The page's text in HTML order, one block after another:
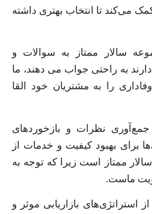
می‌کند تا انتخاب بهتری داشته
سالار ممتاز به سوالات و
به راحتی جواب می دهند، ما
را به مشتریان خود القا
جمع‌آوری نظرات و بازخوردهای
برای بهبود کیفیت و خدمات از
ممتاز است زیرا که توجه به
ماست.
از استراتژی‌های بازاریابی موثر و